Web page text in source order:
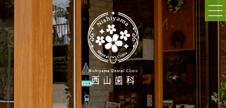
052-703-5225
9:30～12:30/14:00～18:30
休診日:木曜、日曜、祝日
WEB予約